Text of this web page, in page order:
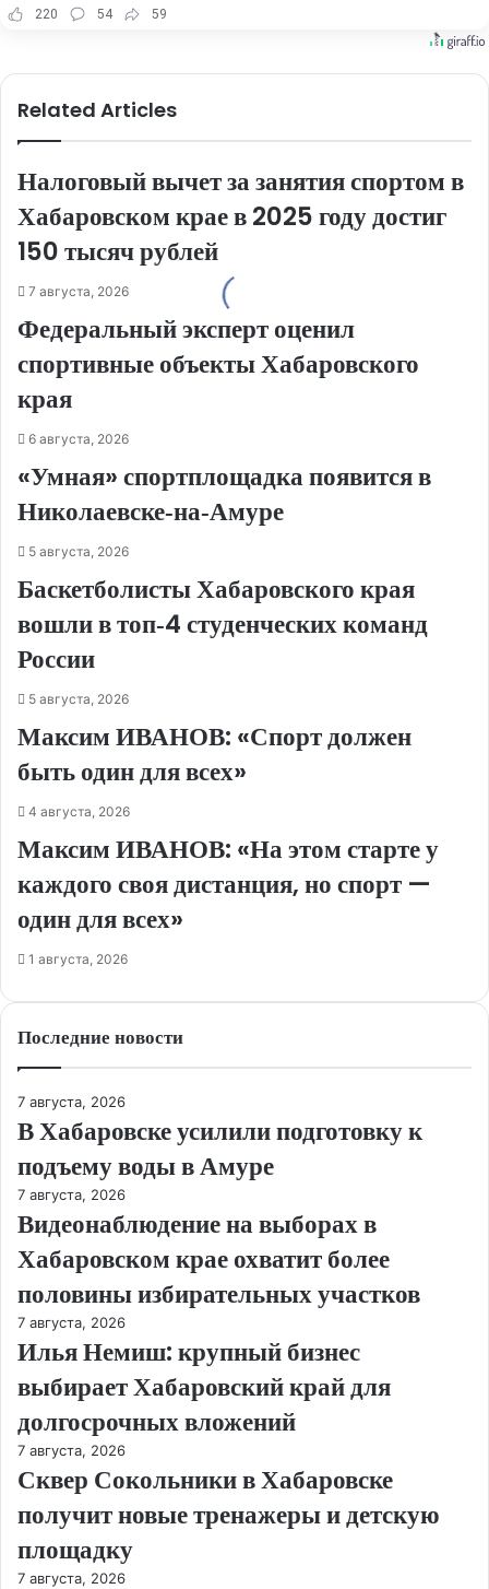
220 54 59
Related Articles
Налоговый вычет за занятия спортом в
Хабаровском крае в 2025 году достиг
150 тысяч рублей
7 августа, 2026
Федеральный эксперт оценил
спортивные объекты Хабаровского
края
6 августа, 2026
«Умная» спортплощадка появится в
Николаевске‑на‑Амуре
5 августа, 2026
Баскетболисты Хабаровского края
вошли в топ‑4 студенческих команд
России
5 августа, 2026
Максим ИВАНОВ: «Спорт должен
быть один для всех»
4 августа, 2026
Максим ИВАНОВ: «На этом старте у
каждого своя дистанция, но спорт —
один для всех»
1 августа, 2026
Последние новости
7 августа, 2026
В Хабаровске усилили подготовку к
подъему воды в Амуре
7 августа, 2026
Видеонаблюдение на выборах в
Хабаровском крае охватит более
половины избирательных участков
7 августа, 2026
Илья Немиш: крупный бизнес
выбирает Хабаровский край для
долгосрочных вложений
7 августа, 2026
Сквер Сокольники в Хабаровске
получит новые тренажеры и детскую
площадку
7 августа, 2026